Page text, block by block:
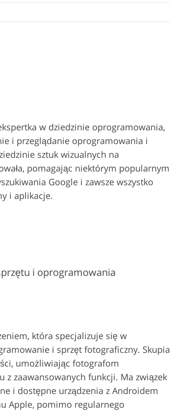
w dziedzinie oprogramowania,
i przeglądanie oprogramowania i
sztuk wizualnych na
pomagając niektórym popularnym
Google i zawsze wszystko
i aplikacje.
i oprogramowania
która specjalizuje się w
i sprzęt fotograficzny. Skupia
umożliwiając fotografom
z zaawansowanych funkcji. Ma związek
i dostępne urządzenia z Androidem
Apple, pomimo regularnego